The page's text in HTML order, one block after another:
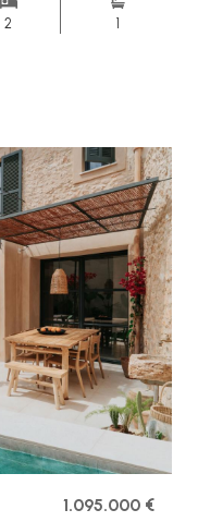
2 1
1.095.000 €